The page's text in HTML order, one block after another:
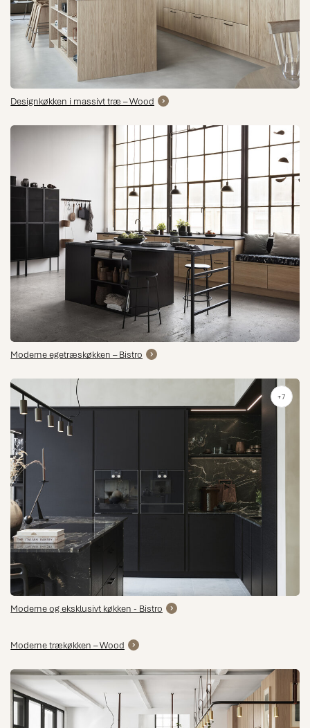
Designkøkken i massivt træ – Wood
Moderne egetræskøkken – Bistro
+7
Moderne og eksklusivt køkken - Bistro
Moderne trækøkken – Wood